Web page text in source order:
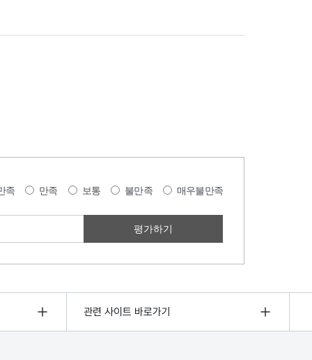
족 만족 보통 불만족 매우불만족
관련 사이트 바로가기